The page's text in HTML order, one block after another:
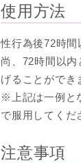
使用方法
性行為後72時
尚、72時間以
げることができ
※上記は一例と
で服用してくだ
注意事項